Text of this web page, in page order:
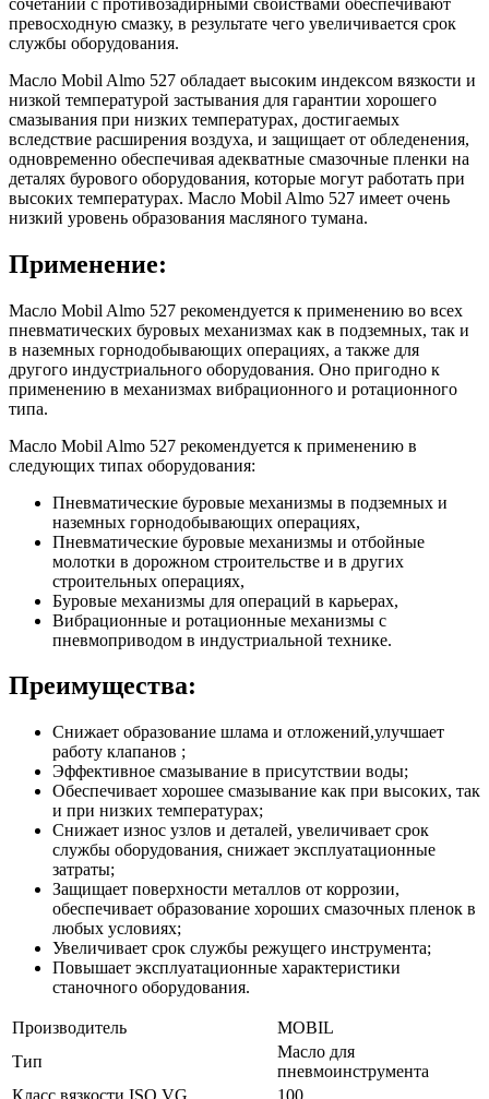
превосходную смазку, в результате чего увеличивается срок
службы оборудования.
Масло Mobil Almo 527 обладает высоким индексом вязкости и
низкой температурой застывания для гарантии хорошего
смазывания при низких температурах, достигаемых
вследствие расширения воздуха, и защищает от обледенения,
одновременно обеспечивая адекватные смазочные пленки на
деталях бурового оборудования, которые могут работать при
высоких температурах. Масло Mobil Almo 527 имеет очень
низкий уровень образования масляного тумана.
Применение:
Масло Mobil Almo 527 рекомендуется к применению во всех
пневматических буровых механизмах как в подземных, так и
в наземных горнодобывающих операциях, а также для
другого индустриального оборудования. Оно пригодно к
применению в механизмах вибрационного и ротационного
типа.
Масло Mobil Almo 527 рекомендуется к применению в
следующих типах оборудования:
Пневматические буровые механизмы в подземных и
наземных горнодобывающих операциях,
Пневматические буровые механизмы и отбойные
молотки в дорожном строительстве и в других
строительных операциях,
Буровые механизмы для операций в карьерах,
Вибрационные и ротационные механизмы с
пневмоприводом в индустриальной технике.
Преимущества:
Снижает образование шлама и отложений,улучшает
работу клапанов ;
Эффективное смазывание в присутствии воды;
Обеспечивает хорошее смазывание как при высоких, так
и при низких температурах;
Снижает износ узлов и деталей, увеличивает срок
службы оборудования, снижает эксплуатационные
затраты;
Защищает поверхности металлов от коррозии,
обеспечивает образование хороших смазочных пленок в
любых условиях;
Увеличивает срок службы режущего инструмента;
Повышает эксплуатационные характеристики
станочного оборудования.
Производитель
MOBIL
Тип
Масло для
пневмоинструмента